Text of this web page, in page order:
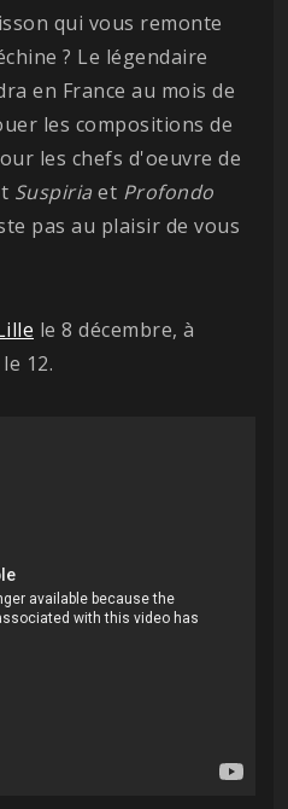
qui vous remonte
? Le légendaire
en France au mois de
les compositions de
les chefs d'oeuvre de
Suspiria et Profondo
pas au plaisir de vous
le 8 décembre, à
le 12.